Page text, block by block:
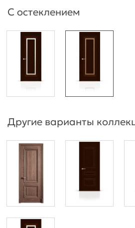
С остеклением
Другие варианты